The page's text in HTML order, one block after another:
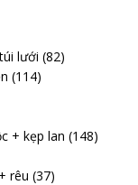
lưới (82)
(114)
+ kẹp lan (148)
rêu (37)